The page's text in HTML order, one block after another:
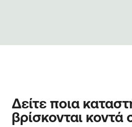
Δείτε ποια
βρίσκονται κοντά